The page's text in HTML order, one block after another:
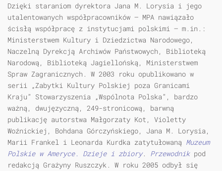
Dzięki staraniom dyrektora Jana M. Lorysia i jego
utalentowanych współpracowników — MPA nawiązało
ścisłą współpracę z instytucjami polskimi — m.in.:
Ministerstwem Kultury i Dziedzictwa Narodowego,
Naczelną Dyrekcją Archiwów Państwowych, Biblioteką
Narodową, Biblioteką Jagiellońską, Ministerstwem
Spraw Zagranicznych. W 2003 roku opublikowano w
serii „Zabytki Kultury Polskiej poza Granicami
Kraju” Stowarzyszenia „Wspólnota Polska”, bardzo
ważną, dwujęzyczną, 249-stronicową, barwną
publikację autorstwa Małgorzaty Kot, Violetty
Woźnickiej, Bohdana Górczyńskiego, Jana M. Lorysia,
Marii Frankel i Leonarda Kurdka zatytułowaną Muzeum
Polskie w Ameryce. Dzieje i zbiory. Przewodnikpod
redakcją Grażyny Ruszczyk. W roku 2005 odbył się